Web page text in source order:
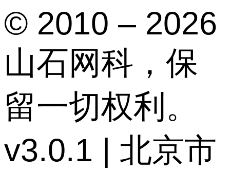
© 2010 – 2026
山石网科，保
留一切权利。
v3.0.1 | 北京市